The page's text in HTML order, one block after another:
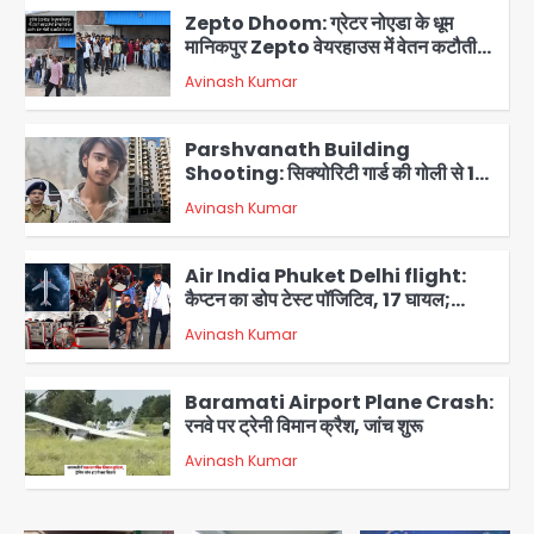
2
Zepto Dhoom: ग्रेटर नोएडा के धूम
मानिकपुर Zepto वेयरहाउस में वेतन कटौती
को लेकर 100 से ज्यादा कर्मचारियों का विरोध
प्रदर्शन
Avinash Kumar
3
Parshvanath Building
Shooting: सिक्योरिटी गार्ड की गोली से 17
वर्षीय किशोर की मौत
Avinash Kumar
4
Air India Phuket Delhi flight:
कैप्टन का डोप टेस्ट पॉजिटिव, 17 घायल;
DGCA जांच जारी
Avinash Kumar
5
Baramati Airport Plane Crash:
रनवे पर ट्रेनी विमान क्रैश, जांच शुरू
Avinash Kumar
Shaheen Bagh News: बारिश के बाद